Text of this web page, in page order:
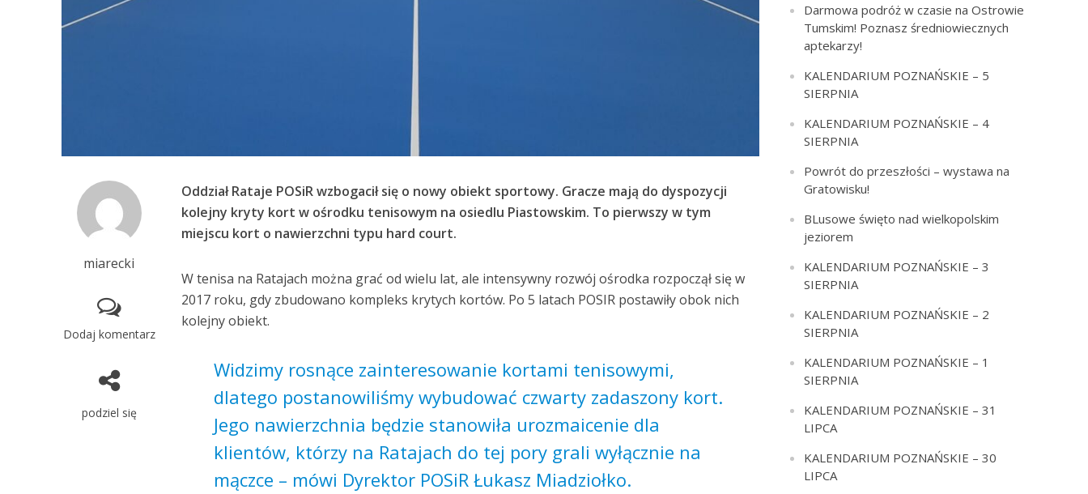
miarecki
Dodaj komentarz
podziel się
Oddział Rataje POSiR wzbogacił się o nowy obiekt sportowy. Gracze mają do dyspozycji
kolejny kryty kort w ośrodku tenisowym na osiedlu Piastowskim. To pierwszy w tym
miejscu kort o nawierzchni typu hard court.
W tenisa na Ratajach można grać od wielu lat, ale intensywny rozwój ośrodka rozpoczął się w
2017 roku, gdy zbudowano kompleks krytych kortów. Po 5 latach POSIR postawiły obok nich
kolejny obiekt.
Widzimy rosnące zainteresowanie kortami tenisowymi,
dlatego postanowiliśmy wybudować czwarty zadaszony kort.
Jego nawierzchnia będzie stanowiła urozmaicenie dla
klientów, którzy na Ratajach do tej pory grali wyłącznie na
mączce – mówi Dyrektor POSiR Łukasz Miadziołko.
Darmowa podróż w czasie na Ostrowie
Tumskim! Poznasz średniowiecznych
aptekarzy!
KALENDARIUM POZNAŃSKIE – 5
SIERPNIA
KALENDARIUM POZNAŃSKIE – 4
SIERPNIA
Powrót do przeszłości – wystawa na
Gratowisku!
BLusowe święto nad wielkopolskim
jeziorem
KALENDARIUM POZNAŃSKIE – 3
SIERPNIA
KALENDARIUM POZNAŃSKIE – 2
SIERPNIA
KALENDARIUM POZNAŃSKIE – 1
SIERPNIA
KALENDARIUM POZNAŃSKIE – 31
LIPCA
KALENDARIUM POZNAŃSKIE – 30
LIPCA